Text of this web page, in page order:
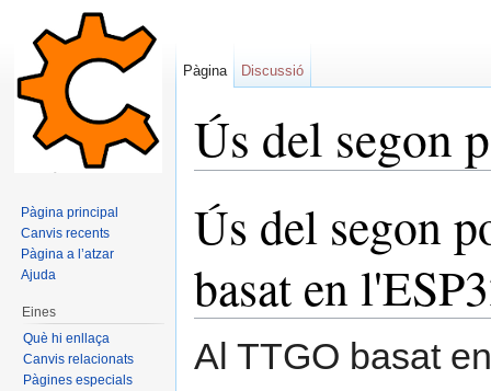
Ús del segon
Ús del segon
basat en
Al TTGO basat
Pàgina Discussió
Pàgina principal
Canvis recents
Pàgina a l’atzar
Ajuda
Eines
Què hi enllaça
Canvis relacionats
Pàgines especials